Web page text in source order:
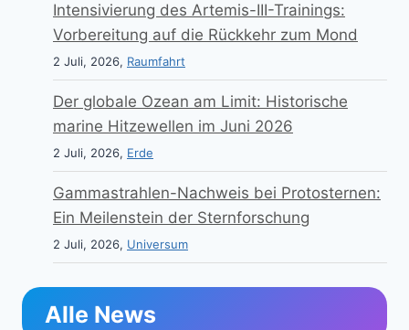
Intensivierung des Artemis-III-Trainings:
Vorbereitung auf die Rückkehr zum Mond
2 Juli, 2026, Raumfahrt
Der globale Ozean am Limit: Historische
marine Hitzewellen im Juni 2026
2 Juli, 2026, Erde
Gammastrahlen-Nachweis bei Protosternen:
Ein Meilenstein der Sternforschung
2 Juli, 2026, Universum
Alle News